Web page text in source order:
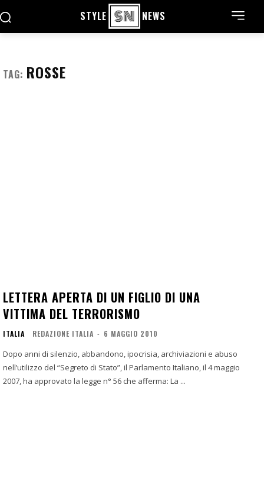
STYLE NEWS
TAG: ROSSE
LETTERA APERTA DI UN FIGLIO DI UNA
VITTIMA DEL TERRORISMO
ITALIA REDAZIONE ITALIA - 6 MAGGIO 2010
Dopo anni di silenzio, abbandono, ipocrisia, archiviazioni e abuso
nell’utilizzo del “Segreto di Stato”, il Parlamento Italiano, il 4 maggio
2007, ha approvato la legge n° 56 che afferma: La ...